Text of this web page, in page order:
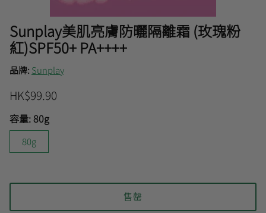
為消費者提供潤唇膏、男士護膚、女士護膚、
防曬、抗痘等護膚品、50惠養髮及樂敦眼藥水
藥品等產品，以滿足香港不同消費者的需要。
積分兌換獎賞教學
Sunplay美肌亮膚防曬隔離霜 (玫瑰粉
紅)SPF50+ PA++++
品牌: Sunplay
HK$99.90
容量:80g
80g
售罄